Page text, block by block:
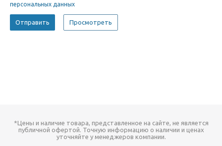
персональных данных
*Цены и наличие товара, представленное на сайте, не является
публичной офертой. Точную информацию о наличии и ценах
уточняйте у менеджеров компании.